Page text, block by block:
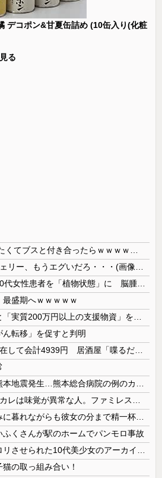
デコポン&甘夏缶詰め (10缶入り(化粧
見る
最盛期へｗｗｗｗｗ
ん転移」を促すと判明
くさんが駅のホームでパンモロ事故
猫の取っ組み合い！